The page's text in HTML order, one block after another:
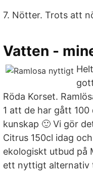
7. Nötter. Trots att
Vatten -
Röda Korset.
1 att de har gått
kunskap 🙂 Vi gör
Citrus 150cl idag
ekologiskt utbud på
ett nyttigt alternativ